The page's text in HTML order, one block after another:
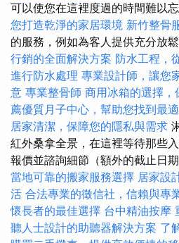
可以使您在這裡度過的時間難以忘
您打造乾淨的家居環境 新竹整骨
的服務，例如為客人提供充分放
行銷的全面解決方案 防水工程，
進行防水處理 專業設計師，讓您
意 專業整骨師 商用冰箱的選擇，
薦優質月子中心，幫助您找到最
居家清潔，保障您的隱私與需求
紅外桑拿全景，在這裡等待那些
報價並諮詢細節（額外的截止日
當地可靠的搬家服務選擇 居家設
活 合法專業的徵信社，信賴與專
懷長者的最佳選擇 台中精油按摩
聽人士設計的助聽器解決方案 了